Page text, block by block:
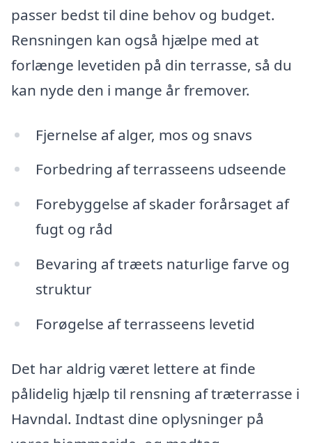
passer bedst til dine behov og budget.
Rensningen kan også hjælpe med at
forlænge levetiden på din terrasse, så du
kan nyde den i mange år fremover.
Fjernelse af alger, mos og snavs
Forbedring af terrasseens udseende
Forebyggelse af skader forårsaget af
fugt og råd
Bevaring af træets naturlige farve og
struktur
Forøgelse af terrasseens levetid
Det har aldrig været lettere at finde
pålidelig hjælp til rensning af træterrasse i
Havndal. Indtast dine oplysninger på